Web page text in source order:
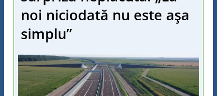
noi niciodată nu este aşa
simplu”